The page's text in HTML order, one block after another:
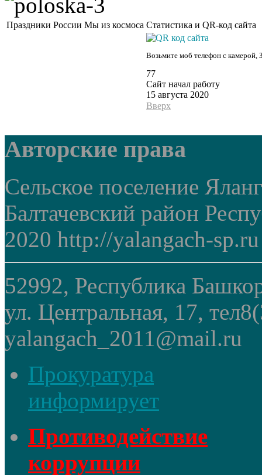
Праздники России Мы из космоса Статистика и QR-код сайта
Возьмите моб телефон с камерой,
77
Сайт начал работу
15 августа 2020
Вверх
Авторские права
Сельское поселение
Балтачевский район
2020 http://yalangach-sp.ru
52992, Республика
ул. Центральная, 17,
yalangach_2011@mail.ru
Прокуратура
информирует
Противодействие
коррупции